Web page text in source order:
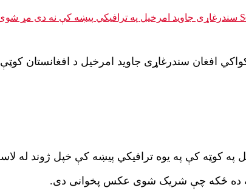
افغان سندرغاړی جاوید امرخیل د افغانستان
کوټه کې په یوه ترافیکي پیښه کې خپل ژوند له
ده ځکه چې شریک شوی عکس پخوانی دی.